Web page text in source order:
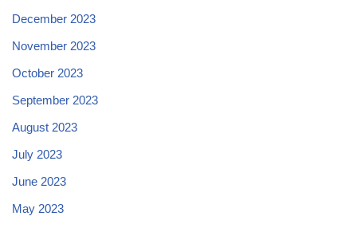
December 2023
November 2023
October 2023
September 2023
August 2023
July 2023
June 2023
May 2023